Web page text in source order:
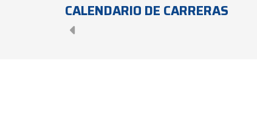
CALENDARIO DE CARRERAS